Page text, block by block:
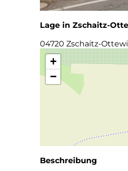
Lage in Zschaitz-
04720 Zschaitz-
+
−
Beschreibung